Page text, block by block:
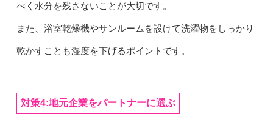
べく水分を残さないことが大切です。
また、浴室乾燥機やサンルームを設けて洗濯物をしっかり
乾かすことも湿度を下げるポイントです。
対策4:地元企業をパートナーに選ぶ